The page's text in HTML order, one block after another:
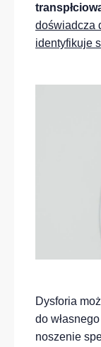
doświadcza
identyfikuje
Dysforia
do
noszenie